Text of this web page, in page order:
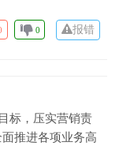
0 报错
标，压实营销责
推进各项业务高